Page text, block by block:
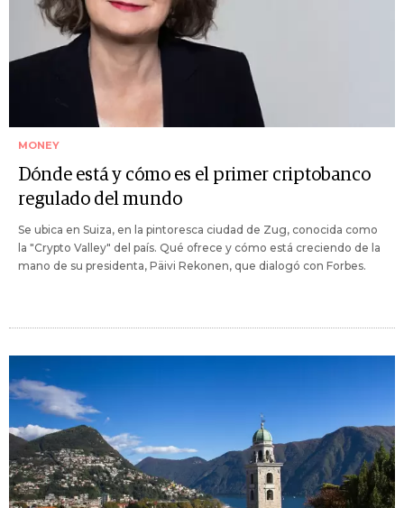
MONEY
Dónde está y cómo es el primer criptobanco
regulado del mundo
Se ubica en Suiza, en la pintoresca ciudad de Zug, conocida como
la "Crypto Valley" del país. Qué ofrece y cómo está creciendo de la
mano de su presidenta, Päivi Rekonen, que dialogó con Forbes.